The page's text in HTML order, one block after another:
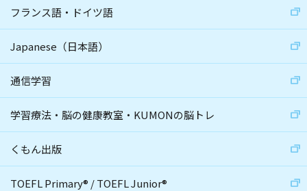
フランス語・ドイツ語
Japanese（日本語）
通信学習
学習療法・脳の健康教室・KUMONの脳トレ
くもん出版
TOEFL Primary® /TOEFL Junior®